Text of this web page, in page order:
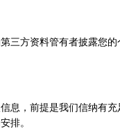
三方资料管有者披露您
息，前提是我们信纳有
排。